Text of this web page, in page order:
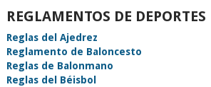
REGLAMENTOS DE DEPORTES
Reglas del Ajedrez
Reglamento de Baloncesto
Reglas de Balonmano
Reglas del Béisbol